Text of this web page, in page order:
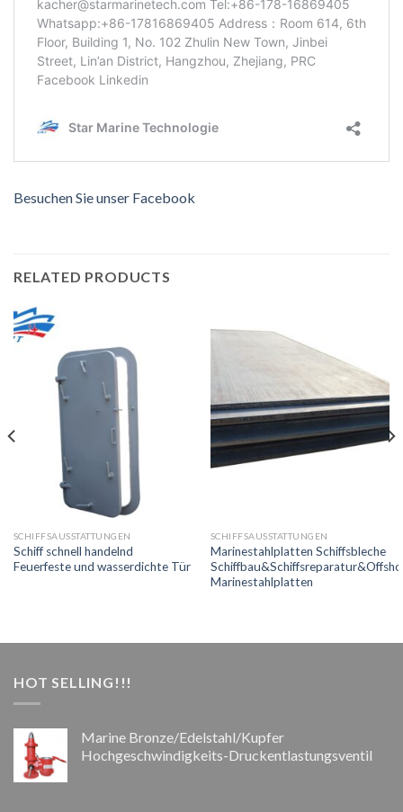
Besuchen Sie unser Facebook
RELATED PRODUCTS
SCHIFFSAUSSTATTUNGEN
Schiff schnell handelnd
Feuerfeste und wasserdichte Tür
SCHIFFSAUSSTATTUNGEN
Marinestahlplatten Schiffsbleche
Marinestahlplatten
HOT SELLING!!!
Marine Bronze/Edelstahl/Kupfer
Hochgeschwindigkeits-Druckentlastungsventil